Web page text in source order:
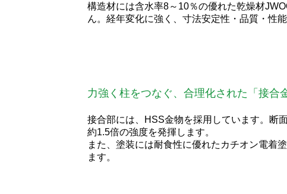
構造材には含水率8～10％の優れた乾燥材
ん。経年変化に強く、寸法安定性・品質・性
力強く柱をつなぐ、合理化された「接合
接合部には、HSS金物を採用しています。断
約1.5倍の強度を発揮します。
また、塗装には耐食性に優れたカチオン電着
ます。